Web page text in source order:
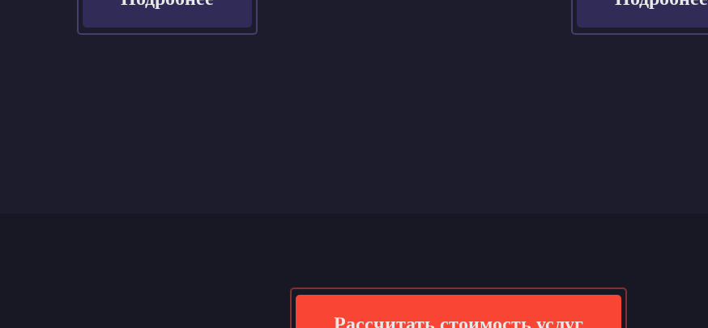
Рассчитать стоимость услуг